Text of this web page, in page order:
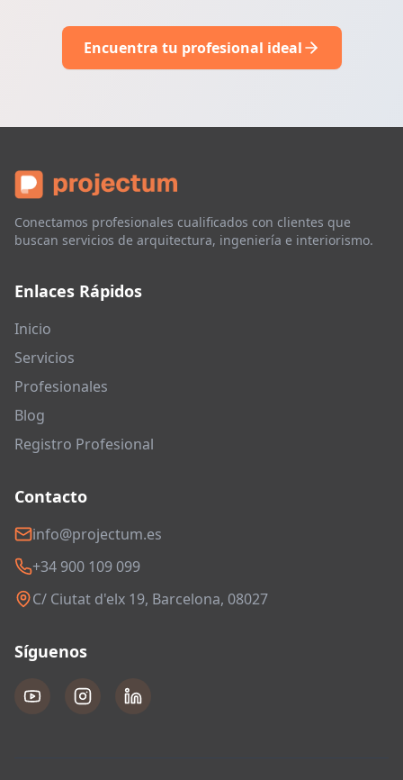
Encuentra tu profesional ideal
Conectamos profesionales cualificados con clientes que
buscan servicios de arquitectura, ingeniería e interiorismo.
Enlaces Rápidos
Inicio
Servicios
Profesionales
Blog
Registro Profesional
Contacto
info@projectum.es
+34 900 109 099
C/ Ciutat d'elx 19, Barcelona, 08027
Síguenos